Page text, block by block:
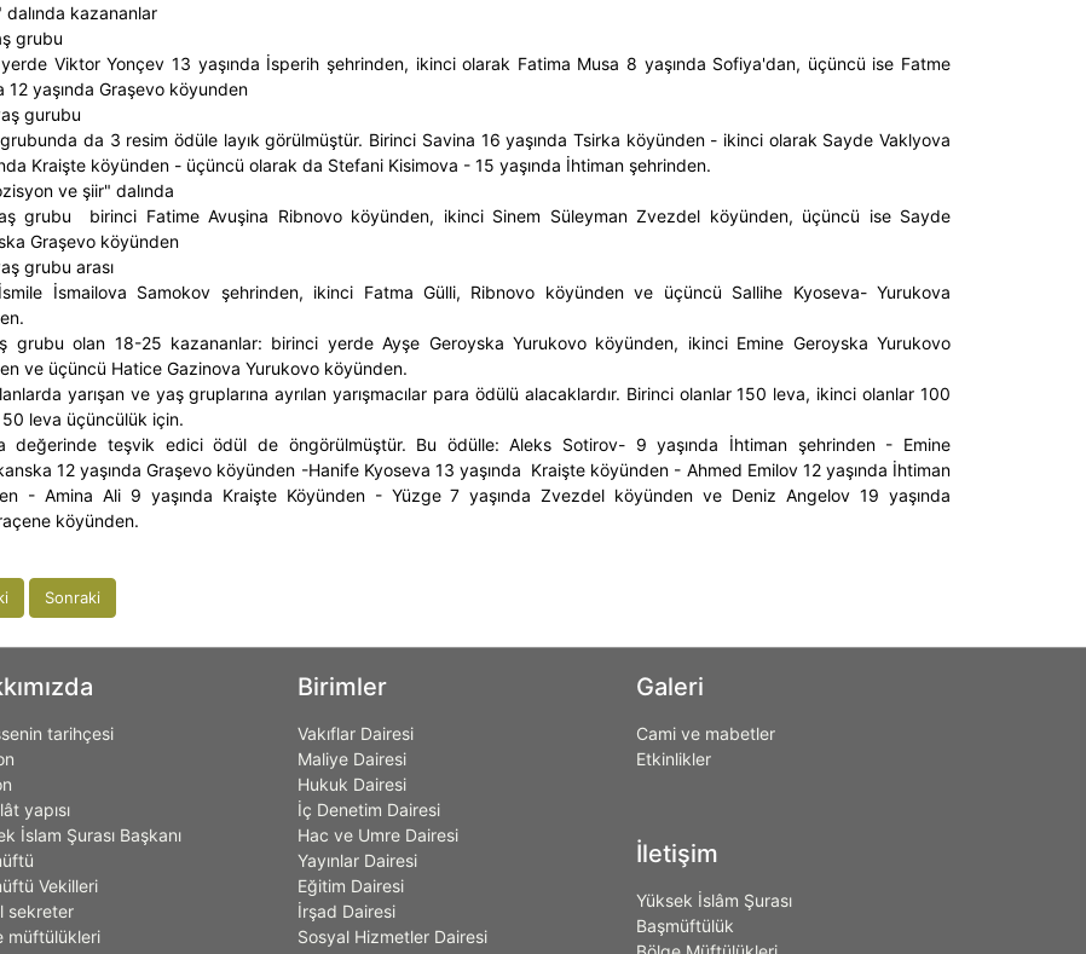
dalında kazananlar
grubu
Viktor Yonçev 13 yaşında İsperih şehrinden, ikinci olarak Fatima Musa 8 yaşında Sofiya'dan, üçüncü ise Fatme
12 yaşında Graşevo köyunden
gurubu
da 3 resim ödüle layık görülmüştür. Birinci Savina 16 yaşında Tsirka köyünden - ikinci olarak Sayde Vaklyova
Kraişte köyünden - üçüncü olarak da Stefani Kisimova - 15 yaşında İhtiman şehrinden.
ve şiir" dalında
grubu birinci Fatime Avuşina Ribnovo köyünden, ikinci Sinem Süleyman Zvezdel köyünden, üçüncü ise Sayde
Graşevo köyünden
grubu arası
İsmailova Samokov şehrinden, ikinci Fatma Gülli, Ribnovo köyünden ve üçüncü Sallihe Kyoseva- Yurukova
grubu olan 18-25 kazananlar: birinci yerde Ayşe Geroyska Yurukovo köyünden, ikinci Emine Geroyska Yurukovo
ve üçüncü Hatice Gazinova Yurukovo köyünden.
yarışan ve yaş gruplarına ayrılan yarışmacılar para ödülü alacaklardır. Birinci olanlar 150 leva, ikinci olanlar 100
leva üçüncülük için.
değerinde teşvik edici ödül de öngörülmüştür. Bu ödülle: Aleks Sotirov- 9 yaşında İhtiman şehrinden - Emine
12 yaşında Graşevo köyünden -Hanife Kyoseva 13 yaşında Kraişte köyünden - Ahmed Emilov 12 yaşında İhtiman
- Amina Ali 9 yaşında Kraişte Köyünden - Yüzge 7 yaşında Zvezdel köyünden ve Deniz Angelov 19 yaşında
köyünden.
Sonraki
tarihçesi
yapısı
İslam Şurası Başkanı
Vekilleri
sekreter
müftülükleri
Birimler
Vakıflar Dairesi
Maliye Dairesi
Hukuk Dairesi
İç Denetim Dairesi
Hac ve Umre Dairesi
Yayınlar Dairesi
Eğitim Dairesi
İrşad Dairesi
Sosyal Hizmetler Dairesi
Galeri
Cami ve mabetler
Etkinlikler
İletişim
Yüksek İslâm Şurası
Başmüftülük